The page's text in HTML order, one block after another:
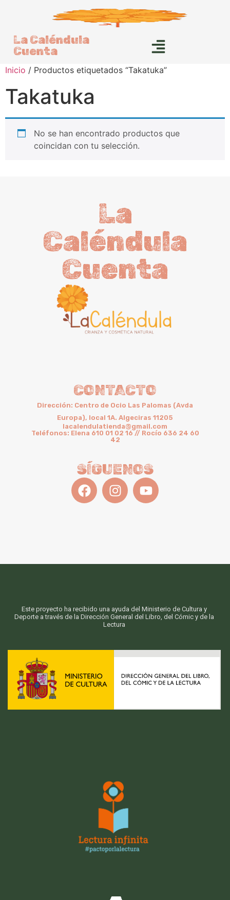
La Caléndula
Cuenta
Inicio / Productos etiquetados “Takatuka”
Takatuka
No se han encontrado productos que
coincidan con tu selección.
La
Caléndula
Cuenta
CONTACTO
Dirección: Centro de Ocio Las Palomas (Avda
Europa), local 1A. Algeciras 11205
lacalendulatienda@gmail.com
Teléfonos: Elena 610 01 02 16 // Rocío 636 24 60
42
SÍGUENOS
Este proyecto ha recibido una ayuda del Ministerio de Cultura y
Deporte a través de la Dirección General del Libro, del Cómic y de la
Lectura